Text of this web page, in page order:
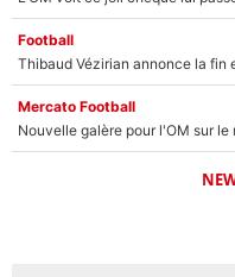
Football
Mercato Football